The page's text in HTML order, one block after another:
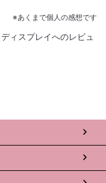
※あくまで個人の感想です
ィスプレイへのレビュ